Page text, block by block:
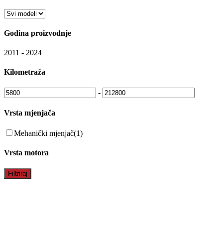
Godina proizvodnje
2011 - 2024
Kilometraža
-
Vrsta mjenjača
Mehanički mjenjač(1)
Vrsta motora